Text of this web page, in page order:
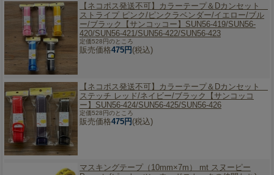
【ネコポス発送不可】
カラーテープ＆Dカンセット
ストライプ ピンク/ピンクラベンダー/イエロー/ブル
ー/ブラック【サンコッコー】SUN56-419/SUN56-
420/SUN56-421/SUN56-422/SUN56-423
定価528円のところ
販売価格475円 (税込)
【ネコポス発送不可】
カラーテープ＆Dカンセット
ステッチ レッド/ネイビー/ブラック【サンコッコ
ー】SUN56-424/SUN56-425/SUN56-426
定価528円のところ
販売価格475円 (税込)
マスキングテープ（10mm×7m） mt スヌーピー